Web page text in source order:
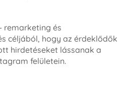
remarketing és
céljából, hogy az érdeklődők
hirdetéseket lássanak a
felületein.